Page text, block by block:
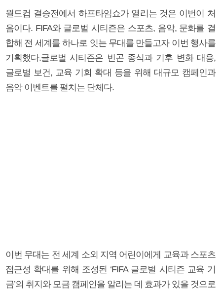
월드컵 결승전에서 하프타임쇼가 열리는 것은 이번이 처
음이다. FIFA와 글로벌 시티즌은 스포츠, 음악, 문화를 결
합해 전 세계를 하나로 잇는 무대를 만들고자 이번 행사를
기획했다.글로벌 시티즌은 빈곤 종식과 기후 변화 대응,
글로벌 보건, 교육 기회 확대 등을 위해 대규모 캠페인과
음악 이벤트를 펼치는 단체다.
이번 무대는 전 세계 소외 지역 어린이에게 교육과 스포츠
접근성 확대를 위해 조성된 ‘FIFA 글로벌 시티즌 교육 기
금’의 취지와 모금 캠페인을 알리는 데 효과가 있을 것으로